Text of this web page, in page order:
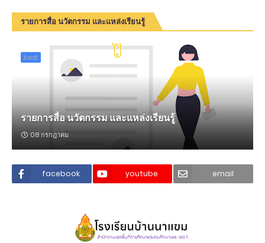
รายการสื่อ นวัตกรรม และแหล่งเรียนรู้
best
รายการสื่อ นวัตกรรม และแหล่งเรียนรู้
08 กรกฎาคม
facebook youtube email